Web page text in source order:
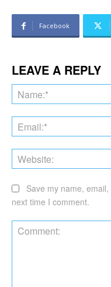
Facebook
LEAVE A REPLY
Save my name,
next time I comment.